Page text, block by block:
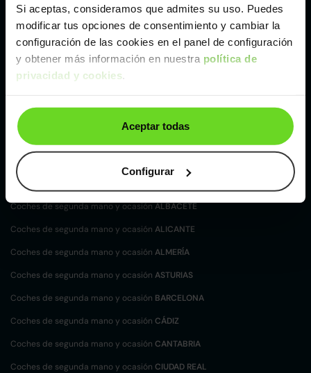
Si aceptas, consideramos que admites su uso. Puedes
modificar tus opciones de consentimiento y cambiar la
configuración de las cookies en el panel de configuración
y obtener más información en nuestra política de
privacidad y cookies.
Aceptar todas
Configurar
Valencia
Zaragoza
Ver Opel Mokka de segunda mano y ocasión
Opel Mokka de segunda mano y ocasión
Coches de segunda mano y ocasión por
localización
Coches de segunda mano y ocasiónALBACETE
Coches de segunda mano y ocasión ALICANTE
Coches de segunda mano y ocasión ALMERÍA
Coches de segunda mano y ocasión ASTURIAS
Coches de segunda mano y ocasión BARCELONA
Coches de segunda mano y ocasión CÁDIZ
Coches de segunda mano y ocasión CANTABRIA
Coches de segunda mano y ocasión CIUDAD REAL